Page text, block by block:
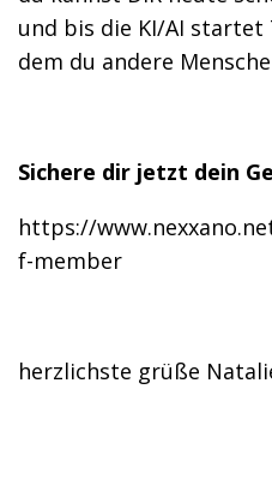
und bis die KI/AI startet
dem du andere
Sichere dir jetzt dein
https://
f-member
herzlichste grüße